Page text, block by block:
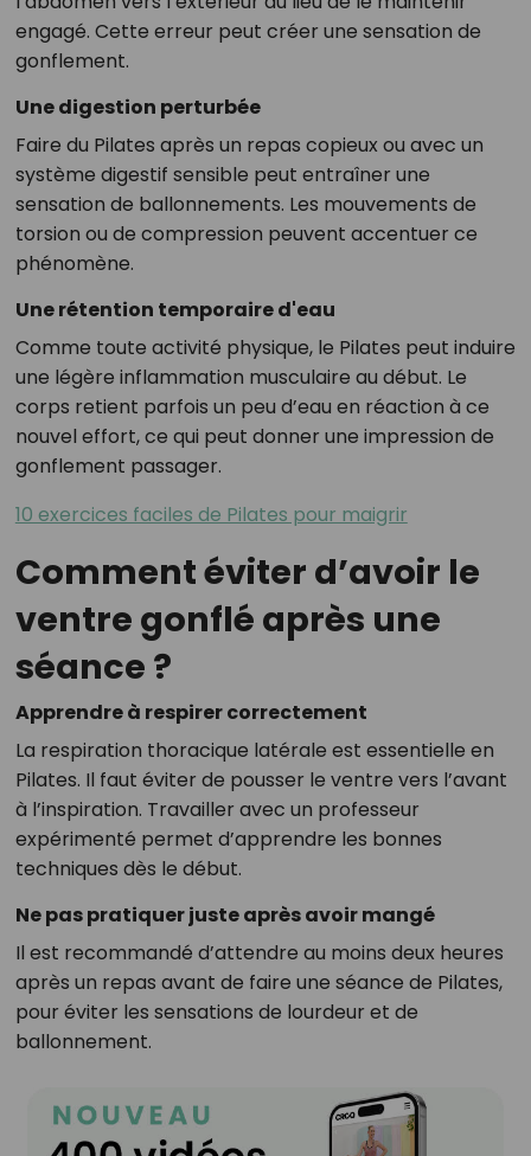
engagé. Cette erreur peut créer une sensation de
gonflement.
Une digestion perturbée
Faire du Pilates après un repas copieux ou avec un
système digestif sensible peut entraîner une
sensation de ballonnements. Les mouvements de
torsion ou de compression peuvent accentuer ce
phénomène.
Une rétention temporaire d'eau
Comme toute activité physique, le Pilates peut induire
une légère inflammation musculaire au début. Le
corps retient parfois un peu d’eau en réaction à ce
nouvel effort, ce qui peut donner une impression de
gonflement passager.
10 exercices faciles de Pilates pour maigrir
Comment éviter d’avoir le
ventre gonflé après une
séance ?
Apprendre à respirer correctement
La respiration thoracique latérale est essentielle en
Pilates. Il faut éviter de pousser le ventre vers l’avant
à l’inspiration. Travailler avec un professeur
expérimenté permet d’apprendre les bonnes
techniques dès le début.
Ne pas pratiquer juste après avoir mangé
Il est recommandé d’attendre au moins deux heures
après un repas avant de faire une séance de Pilates,
pour éviter les sensations de lourdeur et de
ballonnement.